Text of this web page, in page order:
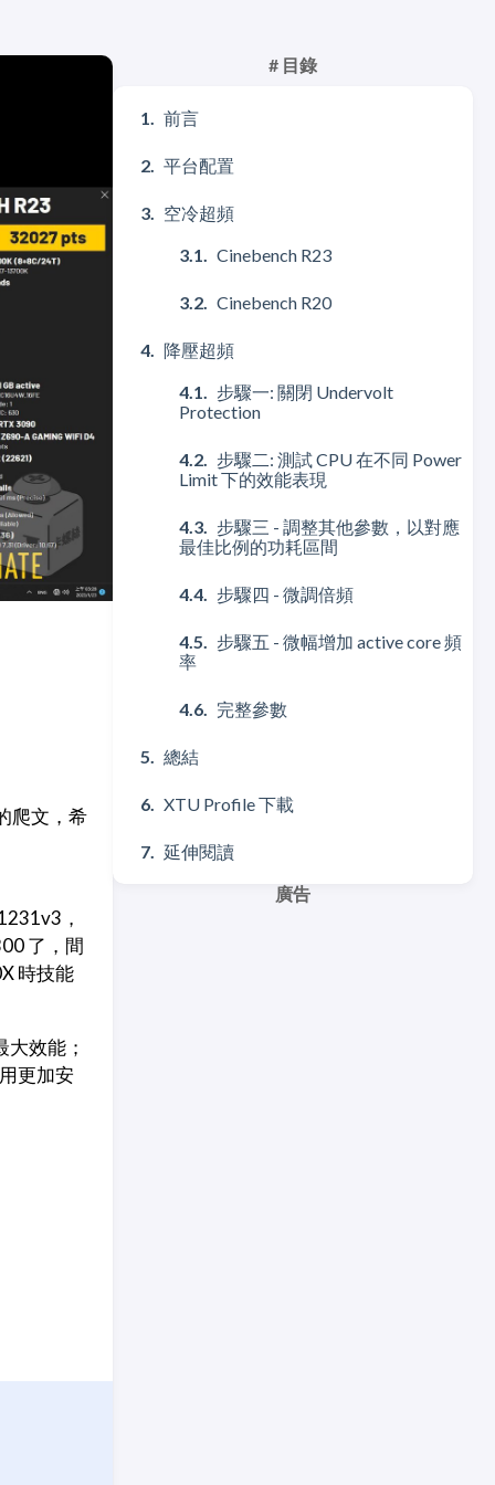
# 目錄
前言
平台配置
空冷超頻
Cinebench R23
Cinebench R20
降壓超頻
步驟一: 關閉 Undervolt
Protection
步驟二: 測試 CPU 在不同 Power
Limit 下的效能表現
步驟三 - 調整其他參數，以對應
最佳比例的功耗區間
步驟四 - 微調倍頻
步驟五 - 微幅增加 active core 頻
率
完整參數
總結
XTU Profile 下載
延伸閱讀
廣告
爬文，希
，
了，間
時技能
效能；
更加安